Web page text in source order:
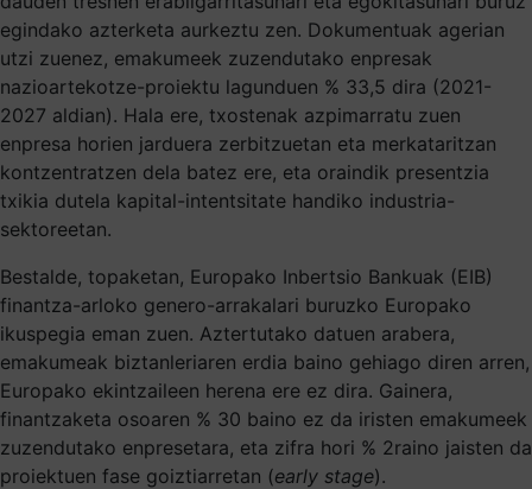
egindako azterketa aurkeztu zen. Dokumentuak agerian
utzi zuenez, emakumeek zuzendutako enpresak
nazioartekotze-proiektu lagunduen % 33,5 dira (2021-
2027 aldian). Hala ere, txostenak azpimarratu zuen
enpresa horien jarduera zerbitzuetan eta merkataritzan
kontzentratzen dela batez ere, eta oraindik presentzia
txikia dutela kapital-intentsitate handiko industria-
sektoreetan.
Bestalde, topaketan, Europako Inbertsio Bankuak (EIB)
finantza-arloko genero-arrakalari buruzko Europako
ikuspegia eman zuen. Aztertutako datuen arabera,
emakumeak biztanleriaren erdia baino gehiago diren arren,
Europako ekintzaileen herena ere ez dira. Gainera,
finantzaketa osoaren % 30 baino ez da iristen emakumeek
zuzendutako enpresetara, eta zifra hori % 2raino jaisten da
proiektuen fase goiztiarretan (early stage).